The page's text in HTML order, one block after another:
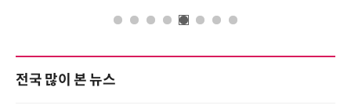
전국 많이 본 뉴스